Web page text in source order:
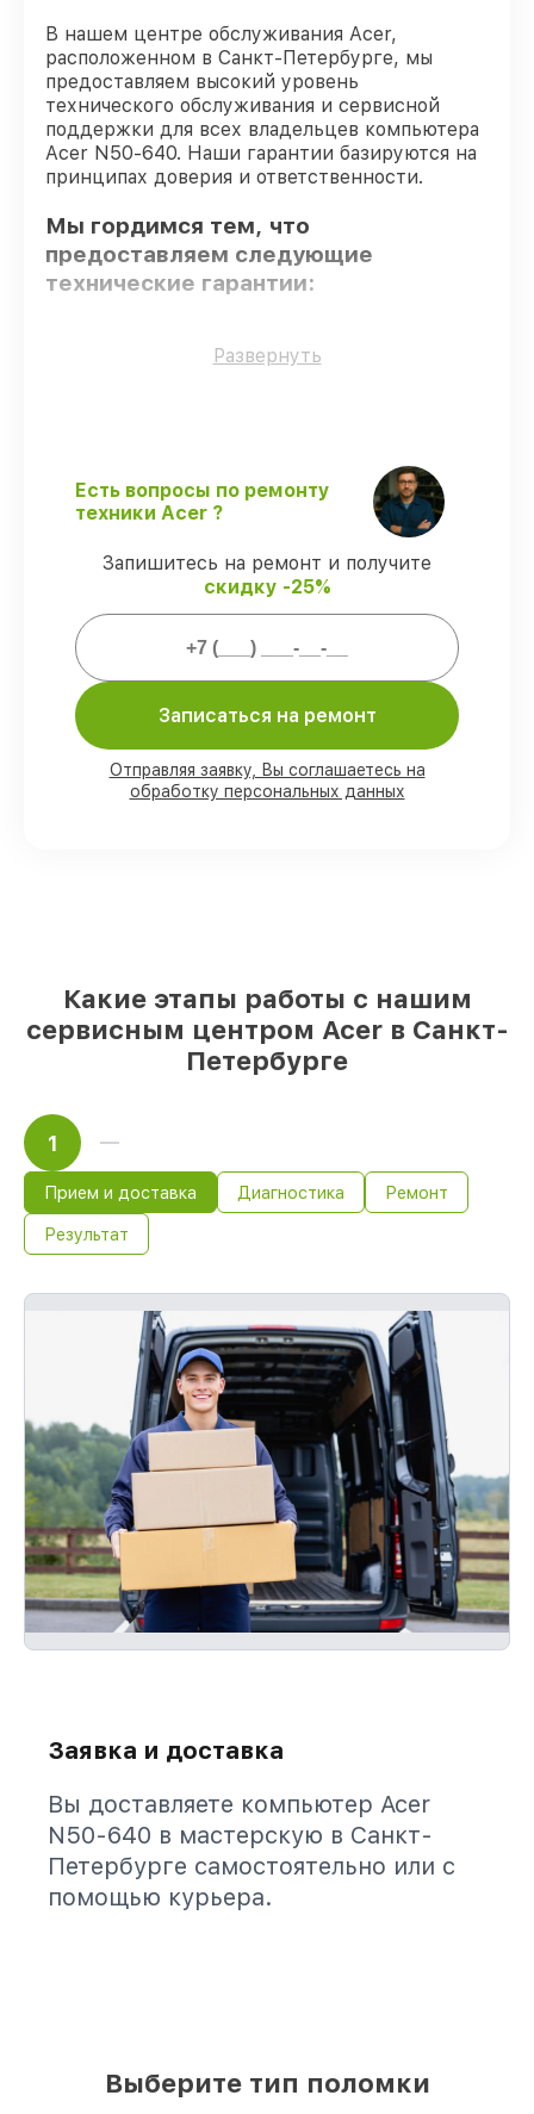
В нашем центре обслуживания Acer,
расположенном в Санкт-Петербурге, мы
предоставляем высокий уровень
технического обслуживания и сервисной
поддержки для всех владельцев компьютера
Acer N50-640. Наши гарантии базируются на
принципах доверия и ответственности.
Мы гордимся тем, что
предоставляем следующие
технические гарантии:
Использование оригинальных
Соблюдение сроков восстановления
гарантируем завершение работ без
Сервис с гарантией– предоставляем
официальное гарантийное
сопровождение после восстановления.
Мы гарантируем:
80%работ в вашем присутствии
90%комплектующих для компьютеров
на складе или быстро поставляются
Развернуть
Есть вопросы по ремонту
техники Acer ?
Запишитесь на ремонт и получите
скидку -25%
Записаться на ремонт
Отправляя заявку, Вы соглашаетесь на
обработку персональных данных
Какие этапы работы с нашим
сервисным центром Acer в Санкт-
Петербурге
1
Прием и доставка Диагностика Ремонт
Результат
Заявка и доставка
Вы доставляете компьютер Acer
N50-640 в мастерскую в Санкт-
Петербурге самостоятельно или с
помощью курьера.
Выберите тип поломки